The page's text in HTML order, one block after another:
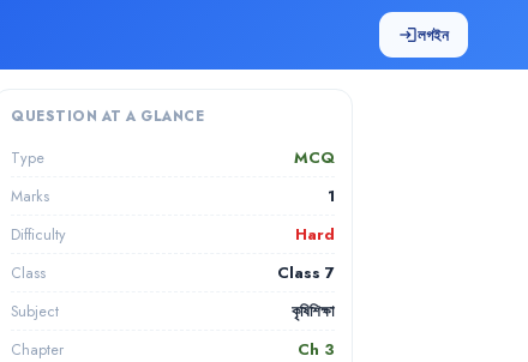
loginলগইন
QUESTION AT A GLANCE
Type MCQ
Marks 1
Difficulty Hard
Class Class 7
Subject কৃষিশিক্ষা
Chapter Ch 3